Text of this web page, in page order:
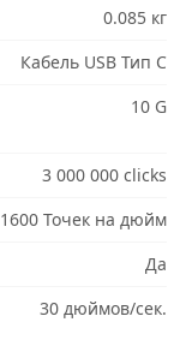
0.085 кг
Кабель USB Тип C
10 G
3 000 000 clicks
1600 Точек на дюйм
Да
30 дюймов/сек.